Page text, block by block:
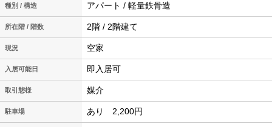
種別 / 構造 アパート / 軽量鉄骨造
所在階 / 階数 2階 / 2階建て
現況 空家
入居可能日 即入居可
取引態様 媒介
駐車場 あり 2,200円